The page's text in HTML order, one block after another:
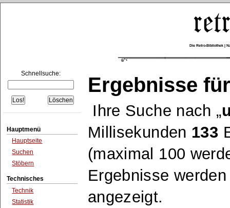
Die Retro-Bibliothek |
Schnellsuche:
Hauptmenü
Hauptseite
Suchen
Stöbern
Technisches
Technik
Statistik
Ergebnisse
Ihre Suche nach
Millisekunden 133
(maximal 100
Ergebnisse
angezeigt.